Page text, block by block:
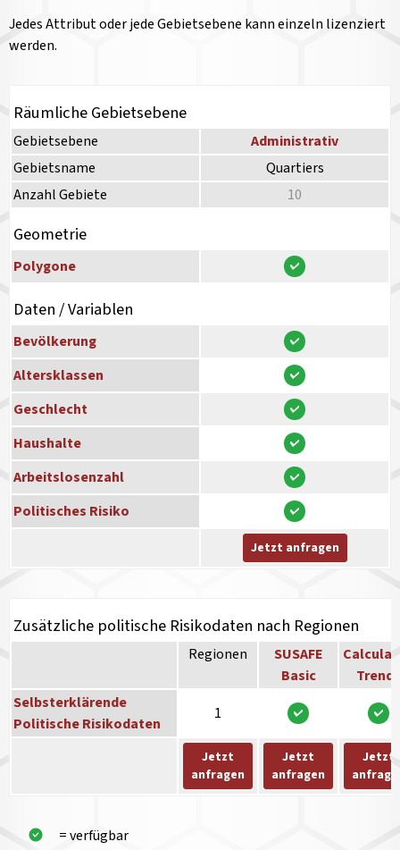
Jedes Attribut oder jede Gebietsebene kann einzeln lizenziert
werden.
Räumliche Gebietsebene
Gebietsebene
Administrativ
Gebietsname
Quartiers
Anzahl Gebiete
10
Geometrie
Polygone
Daten / Variablen
Bevölkerung
Altersklassen
Geschlecht
Haushalte
Arbeitslosenzahl
Politisches Risiko
Jetzt anfragen
Zusätzliche politische Risikodaten nach Regionen
Regionen
SUSAFE
Basic
Trends
Selbsterklärende
Politische Risikodaten
1
Jetzt
anfragen
Jetzt
anfragen
Jetzt
= verfügbar